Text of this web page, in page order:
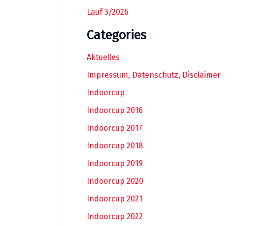
Lauf 3/2026
Categories
Aktuelles
Impressum, Datenschutz, Disclaimer
Indoorcup
Indoorcup 2016
Indoorcup 2017
Indoorcup 2018
Indoorcup 2019
Indoorcup 2020
Indoorcup 2021
Indoorcup 2022